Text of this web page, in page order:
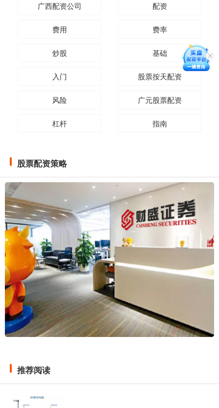
广西配资公司 配资
费用 费率
炒股 基础
入门 股票按天配资
风险 广元股票配资
杠杆 指南
股票配资策略
推荐阅读